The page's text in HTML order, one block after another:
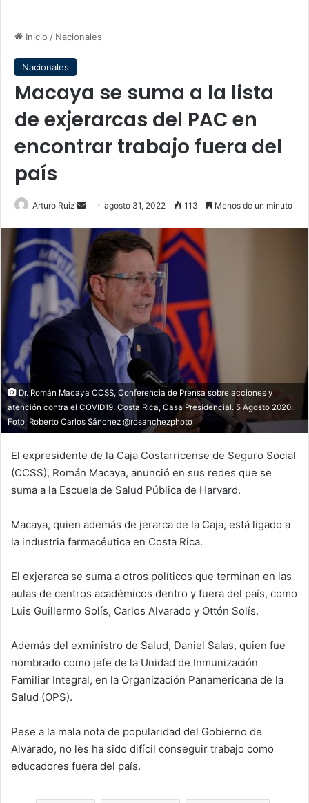
Inicio / Nacionales
Nacionales
Macaya se suma a la lista
de exjerarcas del PAC en
encontrar trabajo fuera del
país
Arturo Ruiz
Send
email
agosto 31, 2022 113 Menos de un minuto
Dr. Román Macaya CCSS, Conferencia de Prensa sobre acciones y
atención contra el COVID19, Costa Rica, Casa Presidencial. 5 Agosto 2020.
Foto: Roberto Carlos Sánchez @rosanchezphoto
El expresidente de la Caja Costarricense de Seguro Social
(CCSS), Román Macaya, anunció en sus redes que se
suma a la Escuela de Salud Pública de Harvard.
Macaya, quien además de jerarca de la Caja, está ligado a
la industria farmacéutica en Costa Rica.
El exjerarca se suma a otros políticos que terminan en las
aulas de centros académicos dentro y fuera del país, como
Luis Guillermo Solís, Carlos Alvarado y Ottón Solís.
Además del exministro de Salud, Daniel Salas, quien fue
nombrado como jefe de la Unidad de Inmunización
Familiar Integral, en la Organización Panamericana de la
Salud (OPS).
Pese a la mala nota de popularidad del Gobierno de
Alvarado, no les ha sido difícil conseguir trabajo como
educadores fuera del país.